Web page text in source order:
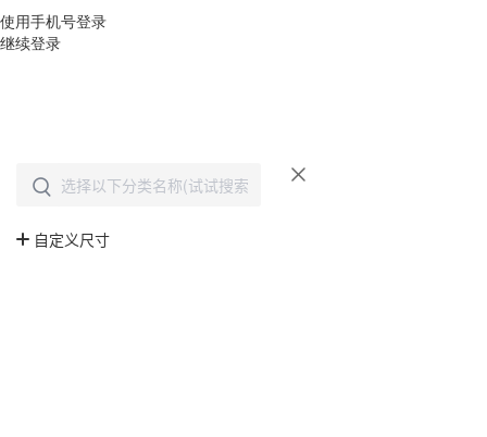
使用手机号登录
继续登录